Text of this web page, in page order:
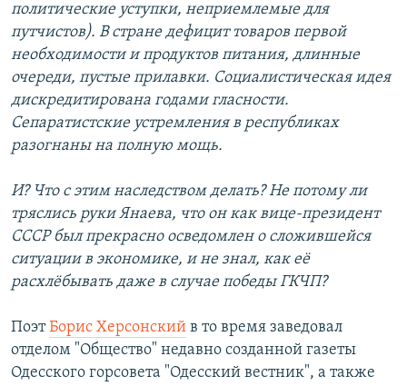
политические уступки, неприемлемые для
путчистов). В стране дефицит товаров первой
необходимости и продуктов питания, длинные
очереди, пустые прилавки. Социалистическая идея
дискредитирована годами гласности.
Сепаратистские устремления в республиках
разогнаны на полную мощь.
И? Что с этим наследством делать? Не потому ли
тряслись руки Янаева, что он как вице-президент
СССР был прекрасно осведомлен о сложившейся
ситуации в экономике, и не знал, как её
расхлёбывать даже в случае победы ГКЧП?
ПоэтБорис Херсонский в то время заведовал
отделом "Общество" недавно созданной газеты
Одесского горсовета "Одесский вестник", а также